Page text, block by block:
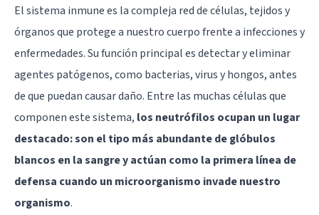
El sistema inmune es la compleja red de células, tejidos y
órganos que protege a nuestro cuerpo frente a infecciones y
enfermedades. Su función principal es detectar y eliminar
agentes patógenos, como bacterias, virus y hongos, antes
de que puedan causar daño. Entre las muchas células que
componen este sistema, los neutrófilos ocupan un lugar
destacado: son el tipo más abundante de glóbulos
blancos en la sangre y actúan como la primera línea de
defensa cuando un microorganismo invade nuestro
organismo.